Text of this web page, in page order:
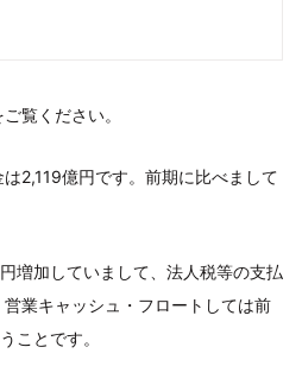
覧ください。
2,119億円です。前期に比べまして
増加していまして、法人税等の支払
業キャッシュ・フロートしては前
ことです。